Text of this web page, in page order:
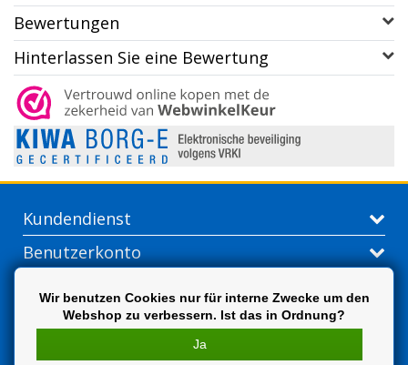
Bewertungen
Hinterlassen Sie eine Bewertung
Kundendienst
Benutzerkonto
Extra
Wir benutzen Cookies nur für interne Zwecke um den
Webshop zu verbessern. Ist das in Ordnung?
Ja